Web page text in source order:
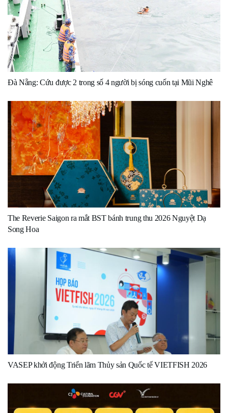
Đà Nẵng: Cứu được 2 trong số 4 người bị sóng cuốn tại Mũi Nghê
The Reverie Saigon ra mắt BST bánh trung thu 2026 Nguyệt Dạ
Song Hoa
VASEP khởi động Triển lãm Thủy sản Quốc tế VIETFISH 2026